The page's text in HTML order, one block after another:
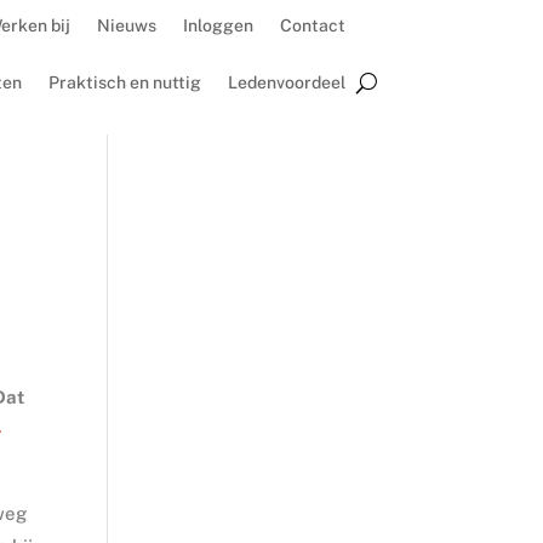
bij Nieuws Inloggen Contact
Praktisch en nuttig Ledenvoordeel